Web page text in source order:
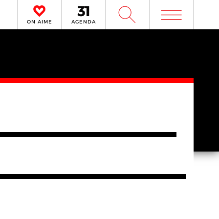
ON AIME AGENDA W m